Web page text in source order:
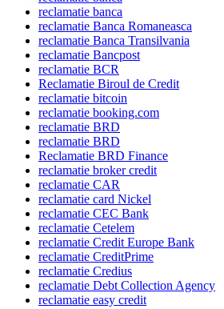
reclamatie banca
reclamatie Banca Romaneasca
reclamatie Banca Transilvania
reclamatie Bancpost
reclamatie BCR
Reclamatie Biroul de Credit
reclamatie bitcoin
reclamatie booking.com
reclamatie BRD
reclamatie BRD
Reclamatie BRD Finance
reclamatie broker credit
reclamatie CAR
reclamatie card Nickel
reclamatie CEC Bank
reclamatie Cetelem
reclamatie Credit Europe Bank
reclamatie CreditPrime
reclamatie Credius
reclamatie Debt Collection Agency
reclamatie easy credit